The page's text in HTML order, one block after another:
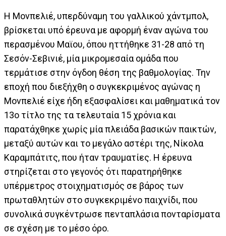
Η Μονπελιέ, υπερδύναμη του γαλλικού χάντμπολ,
βρίσκεται υπό έρευνα με αφορμή έναν αγώνα του
περασμένου Μαϊου, όπου ηττήθηκε 31-28 από τη
Σεσόν-Σεβινιέ, μία μικρομεσαία ομάδα που
τερμάτισε στην όγδοη θέση της βαθμολογίας. Την
εποχή που διεξήχθη ο συγκεκριμένος αγώνας η
Μονπελιέ είχε ήδη εξασφαλίσει και μαθηματικά τον
13ο τίτλο της τα τελευταία 15 χρόνια και
παρατάχθηκε χωρίς μία πλειάδα βασικών παικτών,
μεταξύ αυτών και το μεγάλο αστέρι της, Νίκολα
Καραμπάτιτς, που ήταν τραυματίες. Η έρευνα
στηρίζεται στο γεγονός ότι παρατηρήθηκε
υπέρμετρος στοιχηματισμός σε βάρος των
πρωταθλητών στο συγκεκριμένο παιχνίδι, που
συνολικά συγκέντρωσε πενταπλάσια πονταρίσματα
σε σχέση με το μέσο όρο.